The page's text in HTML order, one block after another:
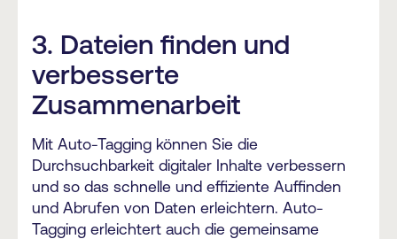
3. Dateien finden und
verbesserte
Zusammenarbeit
Mit Auto-Tagging können Sie die
Durchsuchbarkeit digitaler Inhalte verbessern
und so das schnelle und effiziente Auffinden
und Abrufen von Daten erleichtern. Auto-
Tagging erleichtert auch die gemeinsame